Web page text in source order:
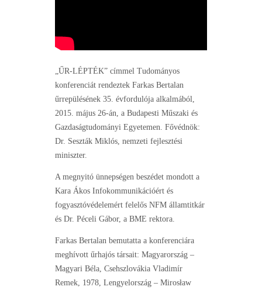
„ŰR-LÉPTÉK” címmel Tudományos
konferenciát rendeztek Farkas Bertalan
űrrepülésének 35. évfordulója alkalmából,
2015. május 26-án, a Budapesti Műszaki és
Gazdaságtudományi Egyetemen. Fővédnök:
Dr. Seszták Miklós, nemzeti fejlesztési
miniszter.
A megnyitó ünnepségen beszédet mondott a
Kara Ákos Infokommunikációért és
fogyasztóvédelemért felelős NFM államtitkár
és Dr. Péceli Gábor, a BME rektora.
Farkas Bertalan bemutatta a konferenciára
meghívott űrhajós társait: Magyarország –
Magyari Béla, Csehszlovákia Vladimír
Remek, 1978, Lengyelország – Mirosław